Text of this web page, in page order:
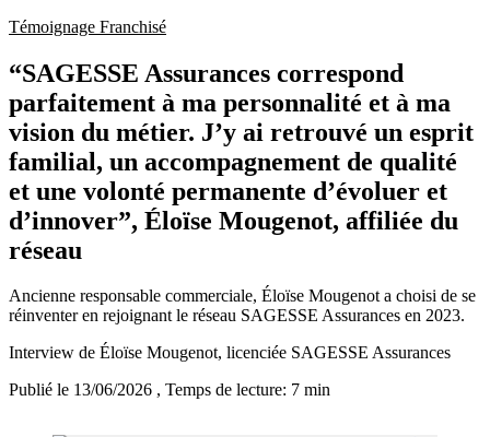
Témoignage Franchisé
“SAGESSE Assurances correspond
parfaitement à ma personnalité et à ma
vision du métier. J’y ai retrouvé un esprit
familial, un accompagnement de qualité
et une volonté permanente d’évoluer et
d’innover”, Éloïse Mougenot, affiliée du
réseau
Ancienne responsable commerciale, Éloïse Mougenot a choisi de se
réinventer en rejoignant le réseau SAGESSE Assurances en 2023.
Interview de Éloïse Mougenot, licenciée SAGESSE Assurances
Publié le 13/06/2026 , Temps de lecture: 7 min